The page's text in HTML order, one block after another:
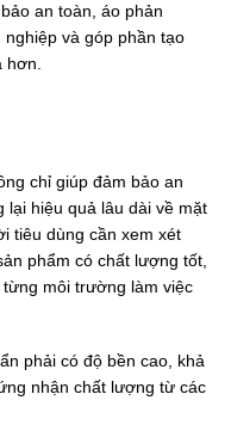
an toàn, áo phản
và góp phần tạo
chỉ giúp đảm bảo an
lại hiệu quả lâu dài về mặt
tiêu dùng cần xem xét
phẩm có chất lượng tốt,
môi trường làm việc
phải có độ bền cao, khả
nhận chất lượng từ các